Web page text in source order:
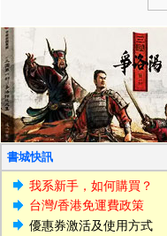
書城快訊
我系新手，如何購買？
台灣/香港免運費政策
優惠券激活及使用方式